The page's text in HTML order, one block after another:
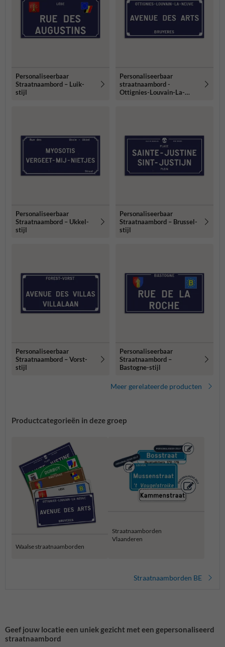
Personaliseerbaar
Straatnaambord – Luik-
stijl
Personaliseerbaar
straatnaambord -
Ottignies-Louvain-La-
Personaliseerbaar
Straatnaambord – Ukkel-
stijl
Personaliseerbaar
Straatnaambord – Brussel-
stijl
Personaliseerbaar
Straatnaambord – Vorst-
stijl
Personaliseerbaar
Straatnaambord –
Bastogne-stijl
Meer gerelateerde producten
Productcategorieën in deze groep
Waalse straatnaamborden
Straatnaamborden
Vlaanderen
Straatnaamborden BE
Geef jouw locatie een uniek gezicht met een gepersonaliseerd
straatnaambord